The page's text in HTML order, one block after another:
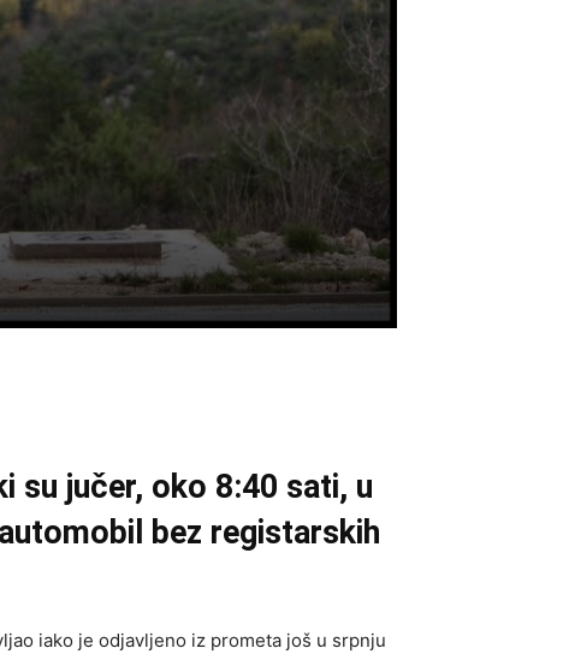
su jučer, oko 8:40 sati, u
bez registarskih
iako je odjavljeno iz prometa još u srpnju